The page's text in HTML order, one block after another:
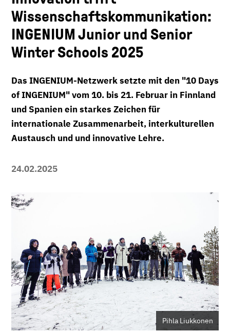
Wissenschaftskommunikation:
INGENIUM Junior und Senior
Winter Schools 2025
Das INGENIUM-Netzwerk setzte mit den "10 Days
of INGENIUM" vom 10. bis 21. Februar in Finnland
und Spanien ein starkes Zeichen für
internationale Zusammenarbeit, interkulturellen
Austausch und und innovative Lehre.
24.02.2025
Pihla Liukkonen